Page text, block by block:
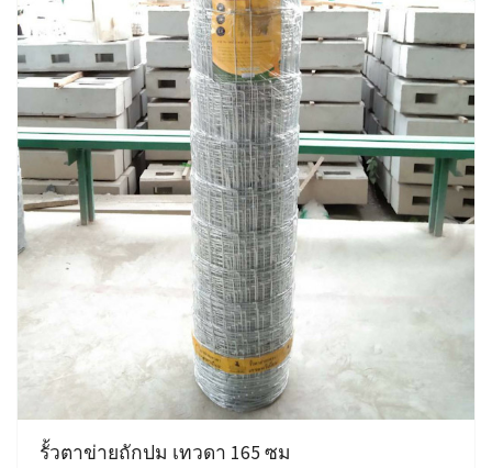
รั้วตาข่ายถักปม เทวดา 165 ซม